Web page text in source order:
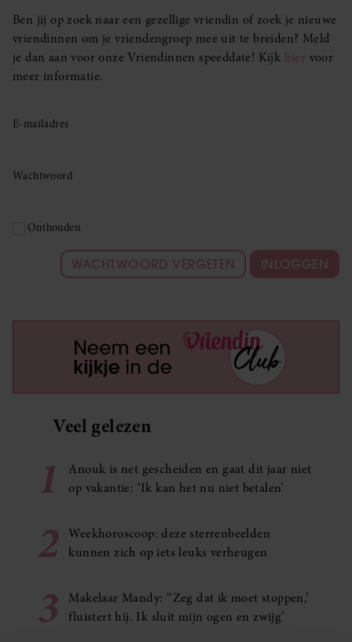
Ben jij op zoek naar een gezellige vriendin of zoek je nieuwe
vriendinnen om je vriendengroep mee uit te breiden? Meld
je dan aan voor onze Vriendinnen speeddate! Kijk hier voor
meer informatie.
E-mailadres
Wachtwoord
Onthouden
WACHTWOORD VERGETEN INLOGGEN
Veel gelezen
1
Anouk is net gescheiden en gaat dit jaar niet
op vakantie: ‘Ik kan het nu niet betalen’
2
Weekhoroscoop: deze sterrenbeelden
kunnen zich op iets leuks verheugen
3
Makelaar Mandy: ‘‘Zeg dat ik moet stoppen,’
fluistert hij. Ik sluit mijn ogen en zwijg’